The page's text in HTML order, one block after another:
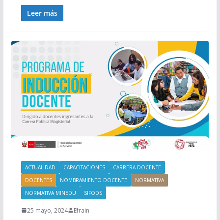
Leer más
ACTUALIDAD CAPACITACIONES
CARRERA DOCENTE
DOCENTES
NOMBRAMIENTO DOCENTE
NORMATIVA
NORMATIVA MINEDU
SIFODS
25 mayo, 2024 Efrain